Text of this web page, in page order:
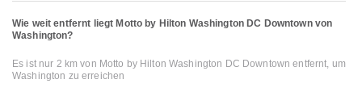
Wie weit entfernt liegt Motto by Hilton Washington DC Downtown von
Washington?
Es ist nur 2 km von Motto by Hilton Washington DC Downtown entfernt, um
Washington zu erreichen